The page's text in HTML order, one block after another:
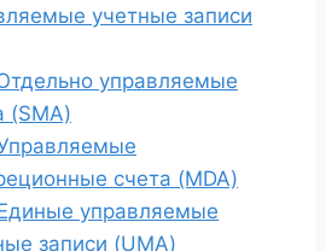
учетные записи
управляемые
(SMA)
счета (MDA)
управляемые
записи (UMA)